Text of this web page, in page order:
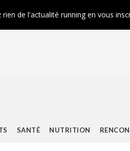
SANTÉ NUTRITION
rien de l'actualité running en vous